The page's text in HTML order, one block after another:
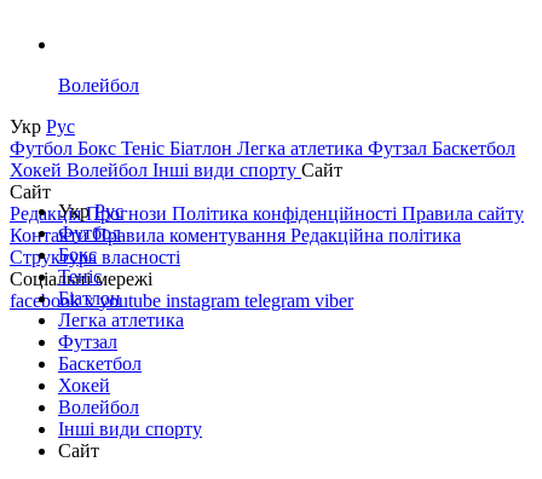
Волейбол
Укр Рус
Футбол Бокс Теніс Біатлон Легка атлетика Футзал Баскетбол
Хокей Волейбол Інші види спорту Сайт
Сайт
РедакціяПрогнози Політика конфіденційності Правила сайту
КонтактиПравила коментування Редакційна політика
Структура власності
Соціальні мережі
facebookxyoutube instagram telegram viber
УкрРус
Футбол
Бокс
Теніс
Біатлон
Легка атлетика
Футзал
Баскетбол
Хокей
Волейбол
Інші види спорту
Сайт